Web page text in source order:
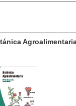
35,00 €
IVA INCLUIDO